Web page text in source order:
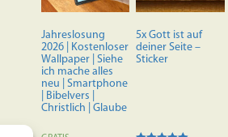
Jahreslosung
2026 | Kostenloser
Wallpaper | Siehe
ich mache alles
neu | Smartphone
| Bibelvers |
Christlich | Glaube
5x Gott ist auf
deiner Seite –
Sticker